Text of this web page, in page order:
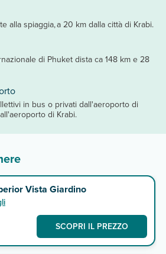
alla spiaggia, a 20 km dalla città di Krabi.
di Phuket dista ca 148 km e 28
in bus o privati dall'aeroporto di
di Krabi.
Vista Giardino
SCOPRI IL PREZZO